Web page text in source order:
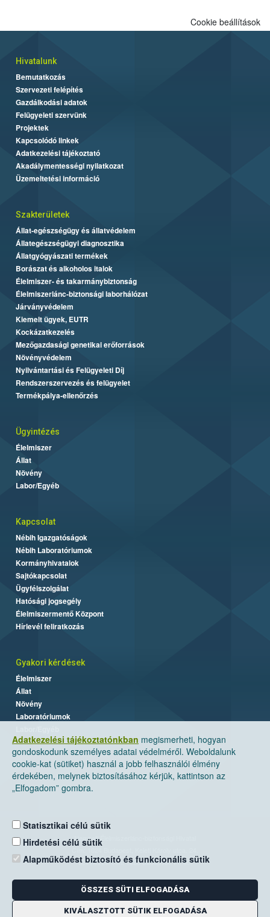
Adatkezelési tájékoztatónkban megismerheti, hogyan
gondoskodunk személyes adatai védelméről. Weboldalunk
cookie-kat (sütiket) használ a jobb felhasználói élmény
érdekében, melynek biztosításához kérjük, kattintson az
„Elfogadom” gombra.
Statisztikai célú sütik
Hirdetési célú sütik
Alapműködést biztosító és funkcionális sütik
ÖSSZES SÜTI ELFOGADÁSA
KIVÁLASZTOTT SÜTIK ELFOGADÁSA
Cookie beállítások
Hivatalunk
Bemutatkozás
Szervezeti felépítés
Gazdálkodási adatok
Felügyeleti szervünk
Projektek
Kapcsolódó linkek
Adatkezelési tájékoztató
Akadálymentességi nyilatkozat
Üzemeltetési információ
Szakterületek
Állat-egészségügy és állatvédelem
Állategészségügyi diagnosztika
Állatgyógyászati termékek
Borászat és alkoholos italok
Élelmiszer- és takarmánybiztonság
Élelmiszerlánc-biztonsági laborhálózat
Járványvédelem
Kiemelt ügyek, EUTR
Kockázatkezelés
Mezőgazdasági genetikai erőforrások
Növényvédelem
Nyilvántartási és Felügyeleti Díj
Rendszerszervezés és felügyelet
Termékpálya-ellenőrzés
Ügyintézés
Élelmiszer
Állat
Növény
Labor/Egyéb
Kapcsolat
Nébih Igazgatóságok
Nébih Laboratóriumok
Kormányhivatalok
Sajtókapcsolat
Ügyfélszolgálat
Hatósági jogsegély
Élelmiszermentő Központ
Hírlevél feliratkozás
Gyakori kérdések
Élelmiszer
Állat
Növény
Laboratóriumok
Nemzeti Élelmiszerlánc-biztonsági Hivatal
Levelezési cím: 1525 Budapest. Pf. 30.
E-mail:ugyfelszolgalat@nebih.gov.hu
Zöld szám: 06-80/263-244